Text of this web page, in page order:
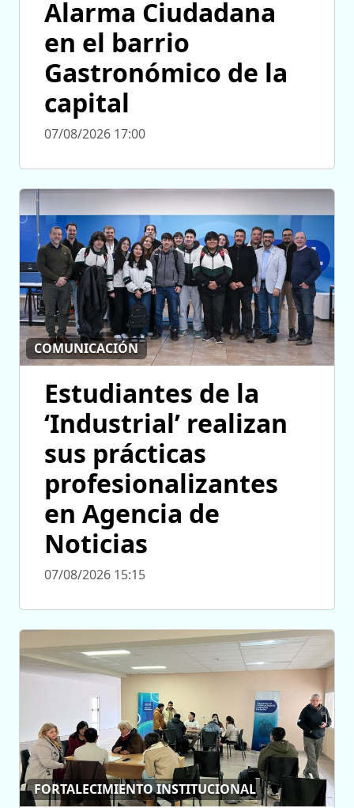
Alarma Ciudadana
en el barrio
Gastronómico de la
capital
07/08/2026 17:00
COMUNICACIÓN
Estudiantes de la
‘Industrial’ realizan
sus prácticas
profesionalizantes
en Agencia de
Noticias
07/08/2026 15:15
FORTALECIMIENTO INSTITUCIONAL